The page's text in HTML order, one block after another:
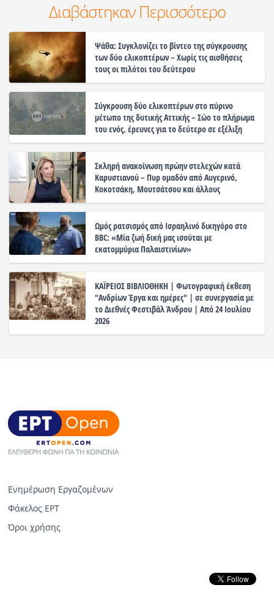
Διαβάστηκαν Περισσότερο
Ψάθα: Συγκλονίζει το βίντεο της σύγκρουσης
των δύο ελικοπτέρων – Χωρίς τις αισθήσεις
τους οι πιλότοι του δεύτερου
Σύγκρουση δύο ελικοπτέρων στο πύρινο
μέτωπο της δυτικής Αττικής – Σώο το πλήρωμα
του ενός, έρευνες για το δεύτερο σε εξέλιξη
Σκληρή ανακοίνωση πρώην στελεχών κατά
Καρυστιανού – Πυρ ομαδόν από Αυγερινό,
Κοκοτσάκη, Μουτσάτσου και άλλους
Ωμός ρατσισμός από Ισραηλινό δικηγόρο στο
BBC: «Μία ζωή δική μας ισούται με
εκατομμύρια Παλαιστινίων»
ΚΑΪΡΕΙΟΣ ΒΙΒΛΙΟΘΗΚΗ | Φωτογραφική έκθεση
"Ανδρίων Έργα και ημέρες" | σε συνεργασία με
το Διεθνές Φεστιβάλ Άνδρου | Από 24 Ιουλίου
2026
Ενημέρωση Εργαζομένων
Φάκελος ΕΡΤ
Όροι χρήσης